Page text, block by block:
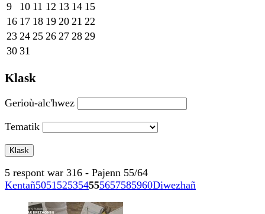
9
10 11 12 13 14 15
16 17 18 19 20 21 22
23 24 25 26 27 28 29
30 31
Klask
Gerioù-alc'hwez
Tematik
5 respont war 316 - Pajenn 55/64
Kentañ5051525354555657585960Diwezhañ